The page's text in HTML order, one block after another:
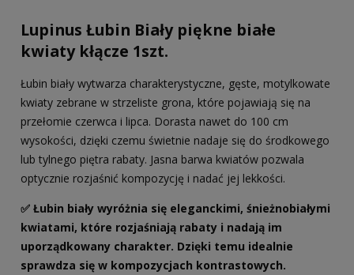
Lupinus Łubin Biały piękne białe
kwiaty kłącze 1szt.
Łubin biały wytwarza charakterystyczne, gęste, motylkowate
kwiaty zebrane w strzeliste grona, które pojawiają się na
przełomie czerwca i lipca. Dorasta nawet do 100 cm
wysokości, dzięki czemu świetnie nadaje się do środkowego
lub tylnego piętra rabaty. Jasna barwa kwiatów pozwala
optycznie rozjaśnić kompozycję i nadać jej lekkości.
✅ Łubin biały wyróżnia się eleganckimi, śnieżnobiałymi
kwiatami, które rozjaśniają rabaty i nadają im
uporządkowany charakter. Dzięki temu idealnie
sprawdza się w kompozycjach kontrastowych.